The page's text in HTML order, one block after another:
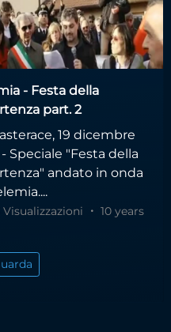
- Festa della
part. 2
19 dicembre
- Speciale "Festa della
andato in onda
Visualizzazioni
10 years